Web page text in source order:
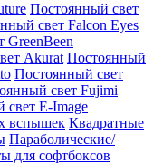
Постоянный свет
свет Falcon Eyes
GreenBeen
Akurat Постоянный
Постоянный свет
свет Fujimi
свет E-Image
вспышек Квадратные
Параболические/
для софтбоксов